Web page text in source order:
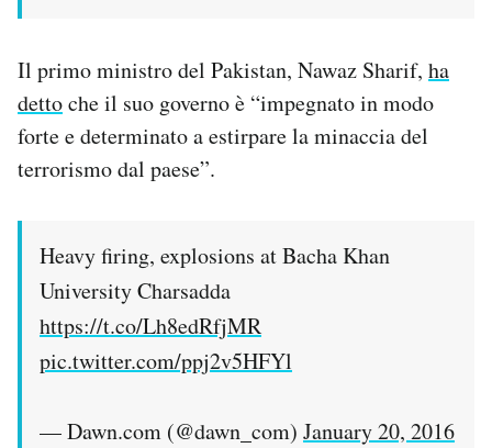
Il primo ministro del Pakistan, Nawaz Sharif, ha
dettoche il suo governo è “impegnato in modo
forte e determinato a estirpare la minaccia del
terrorismo dal paese”.
Heavy firing, explosions at Bacha Khan
University Charsadda
https://t.co/Lh8edRfjMR
pic.twitter.com/ppj2v5HFYl
— Dawn.com (@dawn_com) January 20, 2016